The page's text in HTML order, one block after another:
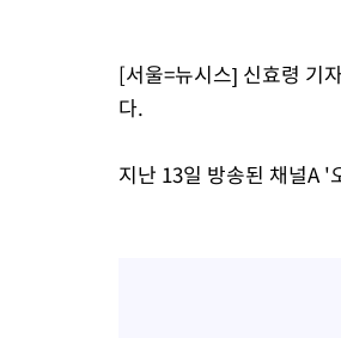
[서울=뉴시스] 신효령 기
다.
지난 13일 방송된 채널A